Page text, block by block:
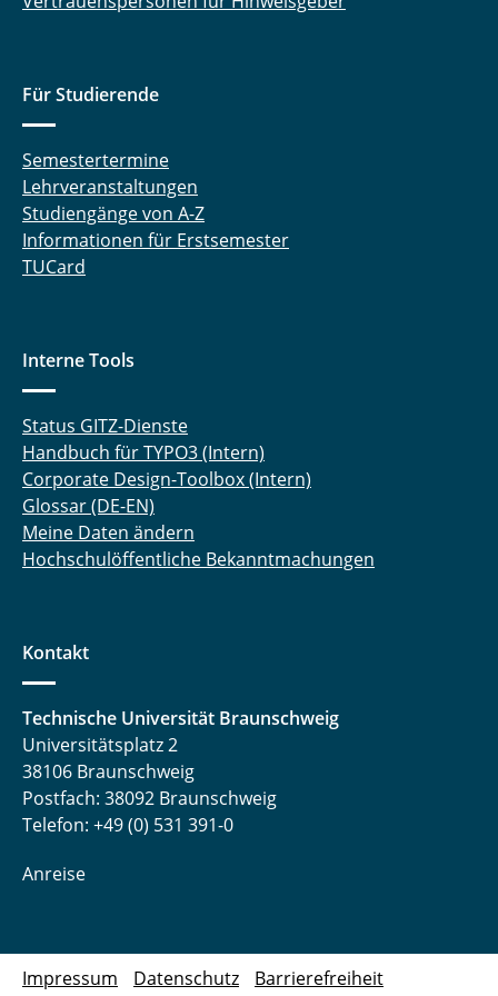
Für Studierende
Semestertermine
Lehrveranstaltungen
Studiengänge von A-Z
Informationen für Erstsemester
TUCard
Interne Tools
Status GITZ-Dienste
Handbuch für TYPO3 (Intern)
Corporate Design-Toolbox (Intern)
Glossar (DE-EN)
Meine Daten ändern
Hochschulöffentliche Bekanntmachungen
Kontakt
Technische Universität Braunschweig
Universitätsplatz 2
38106 Braunschweig
Postfach: 38092 Braunschweig
Telefon: +49 (0) 531 391-0
Anreise
Impressum Datenschutz Barrierefreiheit